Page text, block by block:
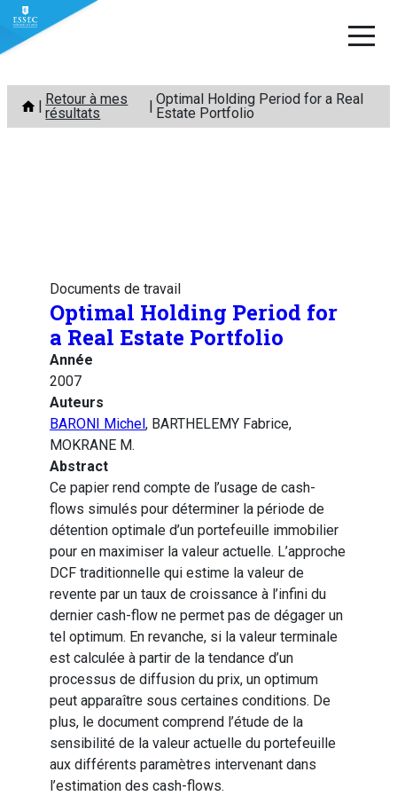
Aller
contenu
Retour à mes
résultats
Optimal Holding Period for a Real
Estate Portfolio
Documents de travail
Optimal Holding Period for
a Real Estate Portfolio
Année
2007
Auteurs
BARONI Michel , BARTHELEMY Fabrice,
MOKRANE M.
Abstract
Ce papier rend compte de l’usage de cash-
flows simulés pour déterminer la période de
détention optimale d’un portefeuille immobilier
pour en maximiser la valeur actuelle. L’approche
DCF traditionnelle qui estime la valeur de
revente par un taux de croissance à l’infini du
dernier cash-flow ne permet pas de dégager un
tel optimum. En revanche, si la valeur terminale
est calculée à partir de la tendance d’un
processus de diffusion du prix, un optimum
peut apparaître sous certaines conditions. De
plus, le document comprend l’étude de la
sensibilité de la valeur actuelle du portefeuille
aux différents paramètres intervenant dans
l’estimation des cash-flows.